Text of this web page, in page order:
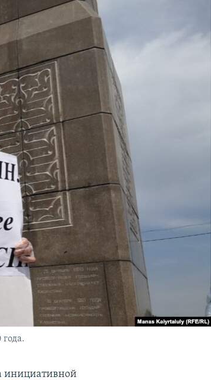
инициативной